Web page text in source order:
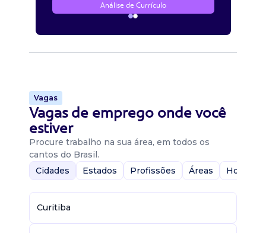
Análise de Currículo
Vagas
Vagas de emprego onde você
estiver
Procure trabalho na sua área, em todos os
cantos do Brasil.
Cidades
Estados Profissões Áreas Home-
Curitiba